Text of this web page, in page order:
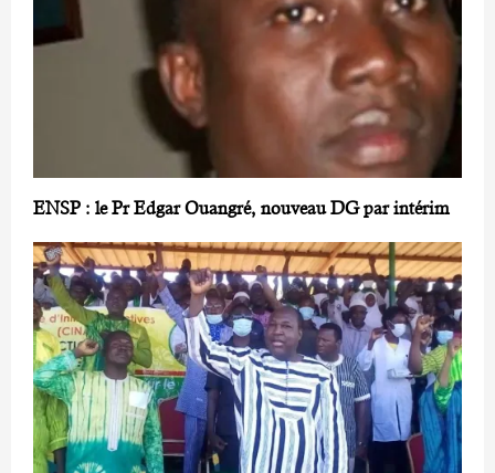
ENSP : le Pr Edgar Ouangré, nouveau DG par intérim